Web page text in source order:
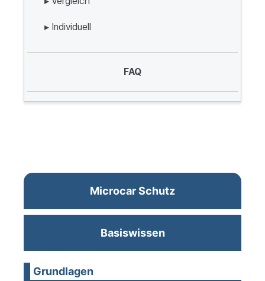
▸ Individuell
FAQ
Microcar Schutz
Basiswissen
Grundlagen